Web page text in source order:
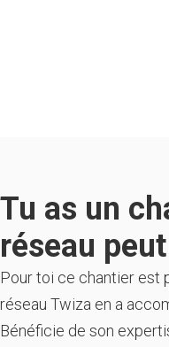
Tu as un
réseau
Pour toi ce chantier est
réseau Twiza en a
Bénéficie de son